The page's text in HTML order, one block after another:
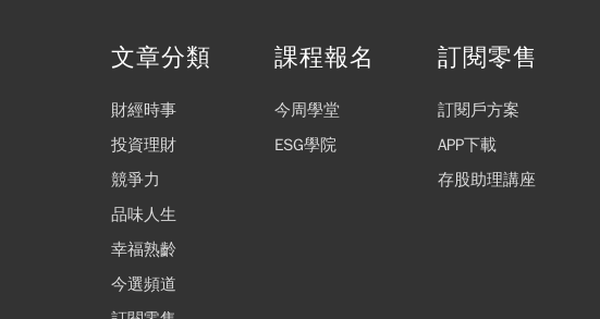
文章分類
財經時事
投資理財
競爭力
品味人生
幸福熟齡
今選頻道
課程報名
今周學堂
ESG學院
訂閱零售
訂閱戶方案
APP下載
存股助理講座